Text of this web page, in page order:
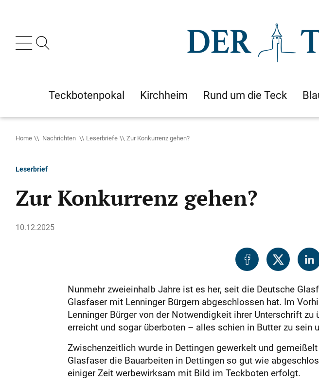
Teckbotenpokal Kirchheim Rund um die Teck
Home Nachrichten Leserbriefe Zur Konkurrenz gehen?
Leserbrief
Zur Konkurrenz gehen?
10.12.2025
Nunmehr zweieinhalb Jahre ist es her, seit die Deutsche
Glasfaser mit Lenninger Bürgern abgeschlossen hat. Im
Lenninger Bürger von der Notwendigkeit ihrer Unterschrift
erreicht und sogar überboten – alles schien in Butter zu sein
Zwischenzeitlich wurde in Dettingen gewerkelt und
Glasfaser die Bauarbeiten in Dettingen so gut wie
einiger Zeit werbewirksam mit Bild im Teckboten erfolgt.